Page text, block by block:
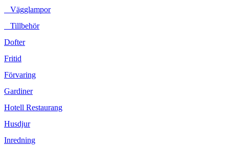
Vägglampor
Tillbehör
Dofter
Fritid
Förvaring
Gardiner
Hotell Restaurang
Husdjur
Inredning